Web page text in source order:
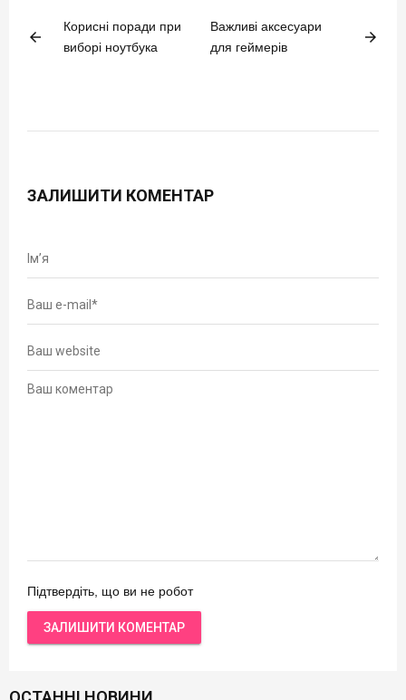
arrow_back
Корисні поради при
виборі ноутбука
Важливі аксесуари
для геймерів
arrow_forward
ЗАЛИШИТИ КОМЕНТАР
Підтвердіть, що ви не робот